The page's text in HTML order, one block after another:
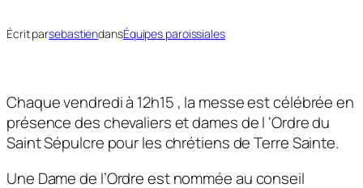
Écrit parsebastiendansÉquipes paroissiales
Chaque vendredi à 12h15 , la messe est célébrée en
présence des chevaliers et dames de l ‘Ordre du
Saint Sépulcre pour les chrétiens de Terre Sainte.
Une Dame de l’Ordre est nommée au conseil